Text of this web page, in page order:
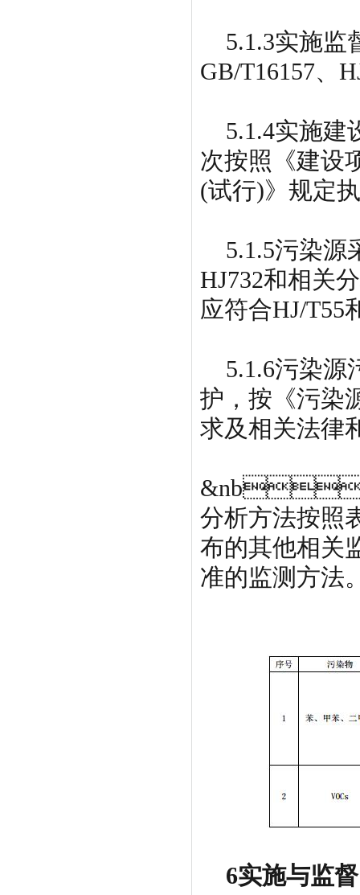
5.1.3实施监
GB/T16157、
5.1.4实施建
次按照《建设
(试行)》规定
5.1.5污染源
HJ732和相关
应符合HJ/T55
5.1.6污染源
护，按《污染
求及相关法律
分析方法按照
布的其他相关
准的监测方法
6实施与监督